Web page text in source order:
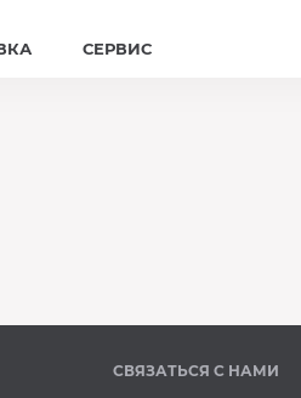
СЕРВИС
СВЯЗАТЬСЯ С НАМИ